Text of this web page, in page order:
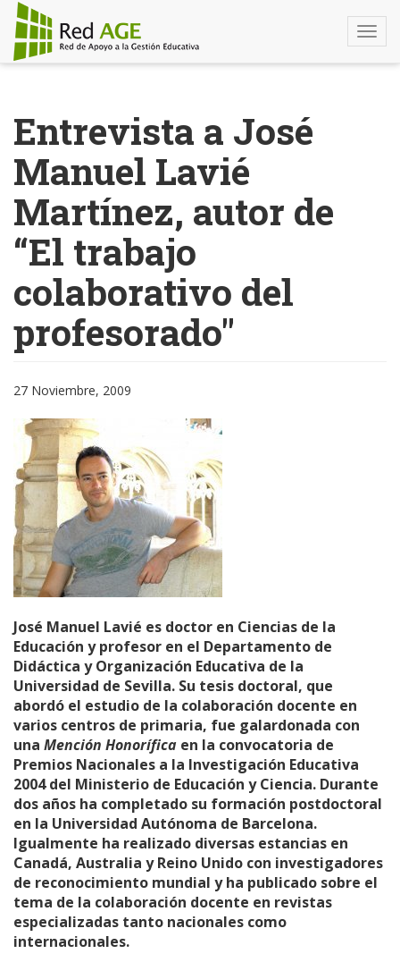
contenido
principal
Entrevista a José
Manuel Lavié
Martínez, autor de
“El trabajo
colaborativo del
profesorado"
27 Noviembre, 2009
José Manuel Lavié es doctor en Ciencias de la
Educación y profesor en el Departamento de
Didáctica y Organización Educativa de la
Universidad de Sevilla. Su tesis doctoral, que
abordó el estudio de la colaboración docente en
varios centros de primaria, fue galardonada con
una Mención Honorífica en la convocatoria de
Premios Nacionales a la Investigación Educativa
2004 del Ministerio de Educación y Ciencia. Durante
dos años ha completado su formación postdoctoral
en la Universidad Autónoma de Barcelona.
Igualmente ha realizado diversas estancias en
Canadá, Australia y Reino Unido con investigadores
de reconocimiento mundial y ha publicado sobre el
tema de la colaboración docente en revistas
especializadas tanto nacionales como
internacionales.